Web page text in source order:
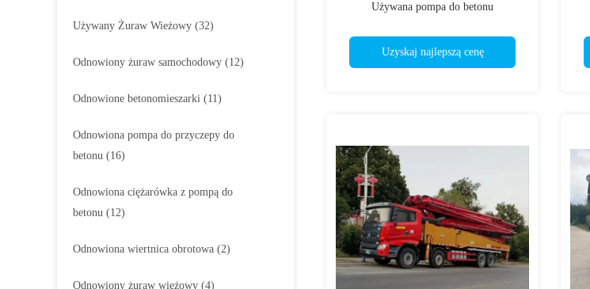
Używany Żuraw Wieżowy (32)
Odnowiony żuraw samochodowy (12)
Odnowione betonomieszarki (11)
Odnowiona pompa do przyczepy do
betonu (16)
Odnowiona ciężarówka z pompą do
betonu (12)
Odnowiona wiertnica obrotowa (2)
Odnowiony żuraw wieżowy (4)
Używana pompa do betonu
Uzyskaj najlepszą cenę